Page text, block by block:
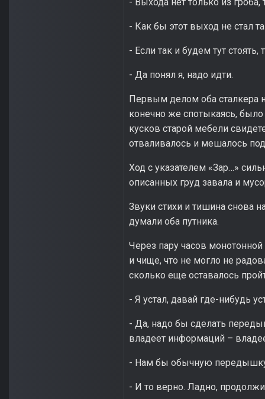
- Как бы этот выход не стал
- Если так и будем тут
- Да понял я, надо идти.
Первым делом оба сталкера
конечно же спотыкаясь,
кусков старой мебели
отваливалось и мешалось
Ход с указателем «Зар…»
описанных груд завала и
Звуки стихи и тишина снова
думали оба путника.
Через пару часов
и чище, что не могло не
сколько еще оставалось
- Я устал, давай где-нибудь
- Да, надо бы сделать
владеет информаций –
- Нам бы обычную
- И то верно. Ладно,